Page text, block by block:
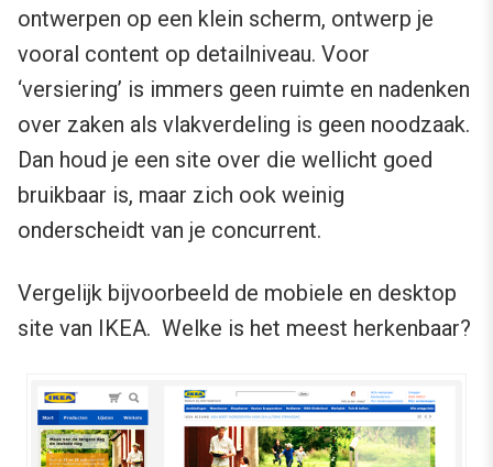
ontwerpen op een klein scherm, ontwerp je
vooral content op detailniveau. Voor
‘versiering’ is immers geen ruimte en nadenken
over zaken als vlakverdeling is geen noodzaak.
Dan houd je een site over die wellicht goed
bruikbaar is, maar zich ook weinig
onderscheidt van je concurrent.
Vergelijk bijvoorbeeld de mobiele en desktop
site van IKEA. Welke is het meest herkenbaar?